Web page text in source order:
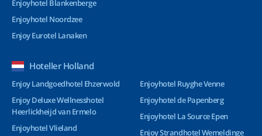
Enjoyhotel Blankenberge
Enjoyhotel Noordzee
Enjoy Eurotel Lanaken
Hoteller Holland
Enjoy Landgoedhotel Ehzerwold
Enjoy Deluxe Wellnesshotel
Heerlickheijd van Ermelo
Enjoyhotel Vlieland
Enjoyhotel Ruyghe Venne
Enjoyhotel de Papenberg
Enjoyhotel La Source Epen
Enjoy Strandhotel Wemeldinge